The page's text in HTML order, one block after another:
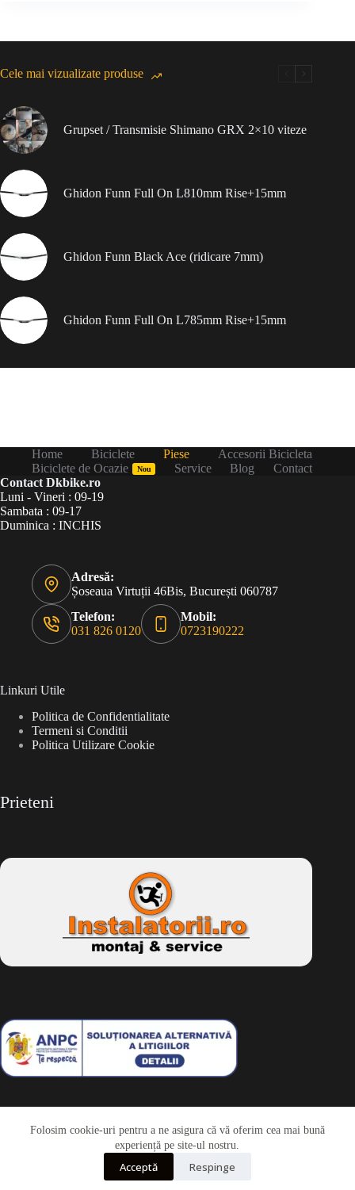
Folosim cookie-uri pentru a ne asigura că vă oferim cea mai bună
experiență pe site-ul nostru.
Acceptă Respinge
Cele mai vizualizate produse
Grupset / Transmisie Shimano GRX 2×10 viteze
Ghidon Funn Full On L810mm Rise+15mm
Ghidon Funn Black Ace (ridicare 7mm)
Ghidon Funn Full On L785mm Rise+15mm
Home Biciclete Piese
Accesorii Bicicleta
Biciclete de Ocazie
Nou Service Blog
Contact
Contact Dkbike.ro
Luni - Vineri : 09-19
Sambata : 09-17
Duminica : INCHIS
Adresă:
Șoseaua Virtuții 46Bis, București 060787
Telefon:
031 826 0120
Mobil:
0723190222
Linkuri Utile
Politica de Confidentialitate
Termeni si Conditii
Politica Utilizare Cookie
Prieteni
Drepturi de autor © 2026 - Dkbike.ropowered by